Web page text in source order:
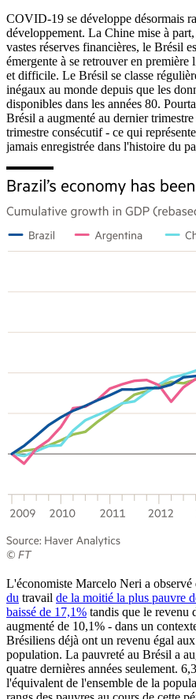
COVID-19 se développe désormais
développement. La Chine mise à
vastes réserves financières, le Brésil
émergente à se retrouver en
et difficile. Le Brésil se classe
inégaux au monde depuis que les
disponibles dans les années 80.
Brésil a augmenté au dernier
trimestre consécutif - ce qui
jamais enregistrée dans l'histoire du
L'économiste Marcelo Neri a observé
du travail de la moitié la plus pauvre
baissé de 17,1% tandis que le revenu
augmenté de 10,1% - dans un
Brésiliens déjà ont un revenu égal
population. La pauvreté au Brésil a
quatre dernières années seulement.
l'équivalent de l'ensemble de la